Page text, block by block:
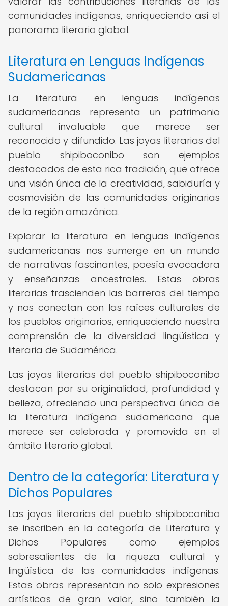
comunidades indígenas, enriqueciendo así el
panorama literario global.
Literatura en Lenguas Indígenas
Sudamericanas
La literatura en lenguas indígenas
sudamericanas representa un patrimonio
cultural invaluable que merece ser
reconocido y difundido. Las joyas literarias del
pueblo shipiboconibo son ejemplos
destacados de esta rica tradición, que ofrece
una visión única de la creatividad, sabiduría y
cosmovisión de las comunidades originarias
de la región amazónica.
Explorar la literatura en lenguas indígenas
sudamericanas nos sumerge en un mundo
de narrativas fascinantes, poesía evocadora
y enseñanzas ancestrales. Estas obras
literarias trascienden las barreras del tiempo
y nos conectan con las raíces culturales de
los pueblos originarios, enriqueciendo nuestra
comprensión de la diversidad lingüística y
literaria de Sudamérica.
Las joyas literarias del pueblo shipiboconibo
destacan por su originalidad, profundidad y
belleza, ofreciendo una perspectiva única de
la literatura indígena sudamericana que
merece ser celebrada y promovida en el
ámbito literario global.
Dentro de la categoría: Literatura y
Dichos Populares
Las joyas literarias del pueblo shipiboconibo
se inscriben en la categoría de Literatura y
Dichos Populares como ejemplos
sobresalientes de la riqueza cultural y
lingüística de las comunidades indígenas.
Estas obras representan no solo expresiones
artísticas de gran valor, sino también la